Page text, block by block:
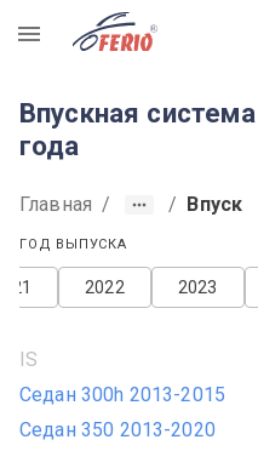
R
Впускная
года
Главная / / Впуск
ГОД ВЫПУСКА
2023
2022
IS
Седан 300h 2013-2015
Седан 350 2013-2020